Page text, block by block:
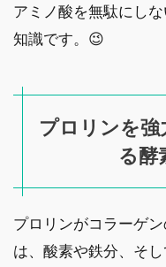
アミノ酸を無駄にし
知識です。😉
プロリンを強
る酵
プロリンがコラーゲ
は、酸素や鉄分、そ